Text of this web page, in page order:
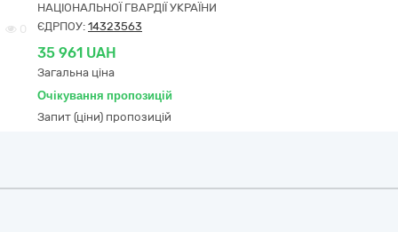
0
НАЦІОНАЛЬНОЇ ГВАРДІЇ УКРАЇНИ
ЄДРПОУ: 14323563
35 961 UAH
Загальна ціна
Очікування пропозицій
Запит (ціни) пропозицій